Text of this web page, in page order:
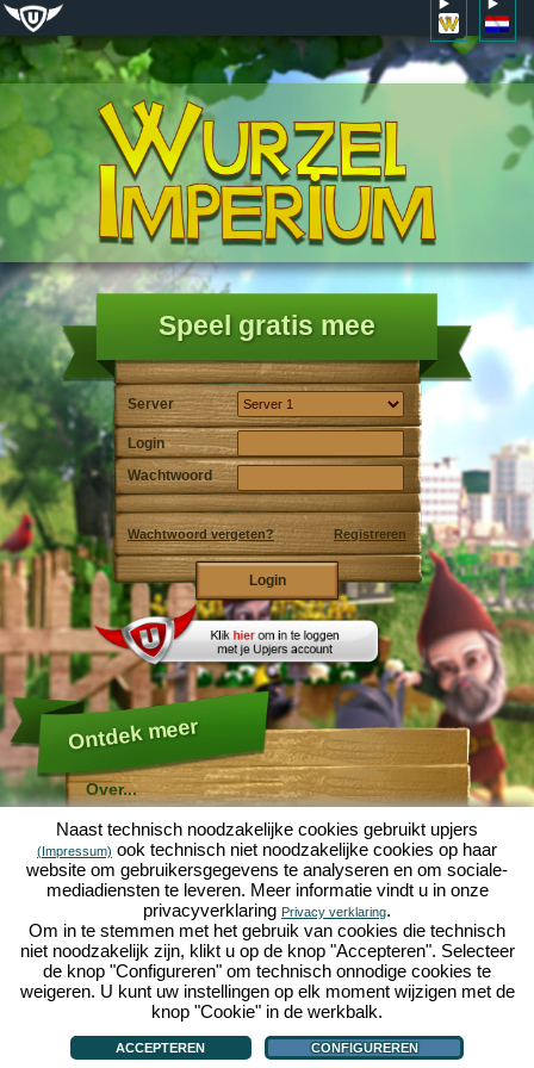
Speel gratis mee
Server
Login
Wachtwoord
Wachtwoord vergeten? Registreren
Ontdek meer
Over...
Molehill Empire ...
... is een leuke economische simulatie, die draait om
een microcosmos tuin. Als gratis browersspel speelt
het af in je webbowers, zonder extra downloads of
software!
Met de hulp van een ijverige tuinkabouter, kun je zelf je
eigen tuin van Eden namaken. Sla, wortelen, aardbeien,
spinazie of uien - Je mag zelf beslissen welke planten je
wilt kweken. Bezoek de vriendelijke stedenTuinzicht en
Bloesemdorpom te handelen met andere spelers, het
kopen van nieuwe planten en decoraties om je tuin op
te fleuren, lever aan je klanten en zorg er voor dat je
goede vrienden wordt met je buren... anders wordt je
wakker en is je tuin omgeploegd door een leger mollen!
Forum|Hulp|Contact/Voorwaarden/Privacy|upjers GmbH|Cookies beheren
Naast technisch noodzakelijke cookies gebruikt upjers
(Impressum) ook technisch niet noodzakelijke cookies op haar
website om gebruikersgegevens te analyseren en om sociale-
mediadiensten te leveren. Meer informatie vindt u in onze
privacyverklaring Privacy verklaring.
Om in te stemmen met het gebruik van cookies die technisch
niet noodzakelijk zijn, klikt u op de knop "Accepteren". Selecteer
de knop "Configureren" om technisch onnodige cookies te
weigeren. U kunt uw instellingen op elk moment wijzigen met de
knop "Cookie" in de werkbalk.
ACCEPTEREN CONFIGUREREN